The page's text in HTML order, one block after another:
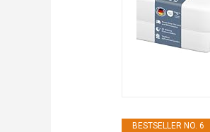
BESTSELLER NO. 6